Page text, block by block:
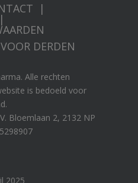
|
|
DERDEN
Alle rechten
is bedoeld voor
Bloemlaan 2, 2132 NP
2025